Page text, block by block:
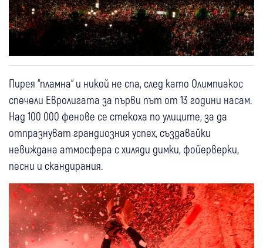
Пирея “пламна“ и никой не спа, след като Олимпиакос
спечели Евролигата за първи път от 13 години насам.
Над 100 000 фенове се стекоха по улиците, за да
отпразнуват грандиозния успех, създавайки
невиждана атмосфера с хиляди димки, фойерверки,
песни и скандирания.